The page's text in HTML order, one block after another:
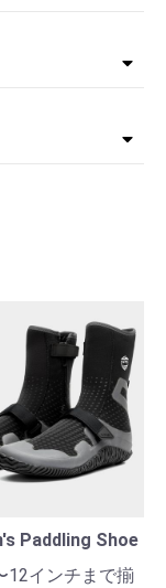
Paddling Shoe
12インチまで揃